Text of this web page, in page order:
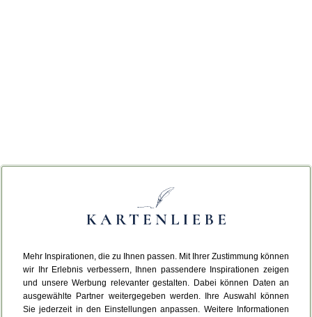
Mehr Inspirationen, die zu Ihnen passen. Mit Ihrer Zustimmung können
wir Ihr Erlebnis verbessern, Ihnen passendere Inspirationen zeigen
und unsere Werbung relevanter gestalten. Dabei können Daten an
ausgewählte Partner weitergegeben werden. Ihre Auswahl können
Sie jederzeit in den Einstellungen anpassen. Weitere Informationen